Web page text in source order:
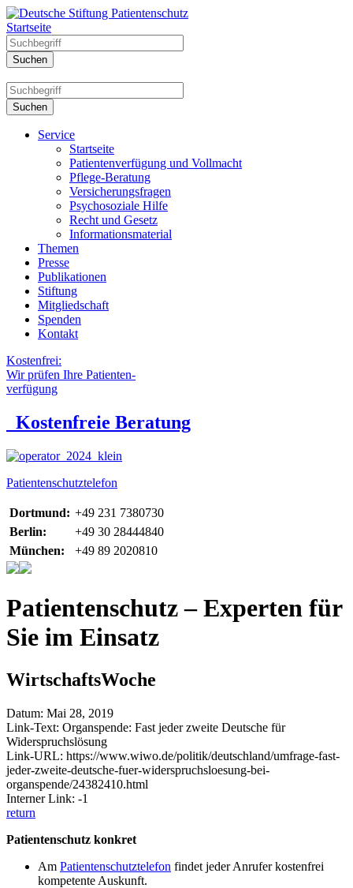
Startseite
Service
Startseite
Patientenverfügung und Vollmacht
Pflege-Beratung
Versicherungsfragen
Psychosoziale Hilfe
Recht und Gesetz
Informationsmaterial
Themen
Presse
Publikationen
Stiftung
Mitgliedschaft
Spenden
Kontakt
Kostenfrei:
Wir prüfen Ihre Patienten-
verfügung
Kostenfreie Beratung
Patientenschutztelefon
Dortmund: +49 231 7380730
Berlin:
+49 30 28444840
München:
+49 89 2020810
Patientenschutz – Experten für
Sie im Einsatz
WirtschaftsWoche
Datum: Mai 28, 2019
Link-Text: Organspende: Fast jeder zweite Deutsche für
Widerspruchslösung
Link-URL: https://www.wiwo.de/politik/deutschland/umfrage-fast-
jeder-zweite-deutsche-fuer-widerspruchsloesung-bei-
organspende/24382410.html
Interner Link: -1
return
Patientenschutz konkret
Am Patientenschutztelefon findet jeder Anrufer kostenfrei
kompetente Auskunft.